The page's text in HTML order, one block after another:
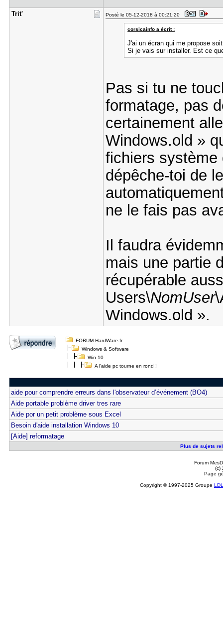
Trit' Posté le 05-12-2018 à 00:21:20
corsicainfo a écrit :
J'ai un écran qui me propose
Si je vais sur installer. Est ce
Pas si tu ne
formatage, pas
certainement
Windows.old »
fichiers système
dépêche-toi de
ne le fais pas
Il faudra
mais une partie
récupérable
Users\NomUser
Windows.old ».
FORUM HardWare.fr
Windows & Software
Win 10
A l'aide pc tourne en rond !
aide pour comprendre erreurs dans l'observateur d’événement (BO4)
Aide portable problème driver tres rare
Aide por un petit problème sous Excel
Besoin d'aide installation Windows 10
[Aide] reformatage
Plus de sujets
Forum
(c)
Page
Copyright © 1997-2025 Groupe